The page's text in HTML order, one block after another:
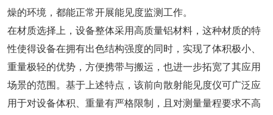
燥的环境，都能正常开展能见度监测工作。
在材质选择上，设备整体采用高质量铝材料，这种材质的特
性使得设备在拥有出色结构强度的同时，实现了体积极小、
重量极轻的优势，方便携带与搬运，也进一步拓宽了其应用
场景的范围。基于上述特点，该前向散射能见度仪可广泛应
用于对设备体积、重量有严格限制，且对测量量程要求不高